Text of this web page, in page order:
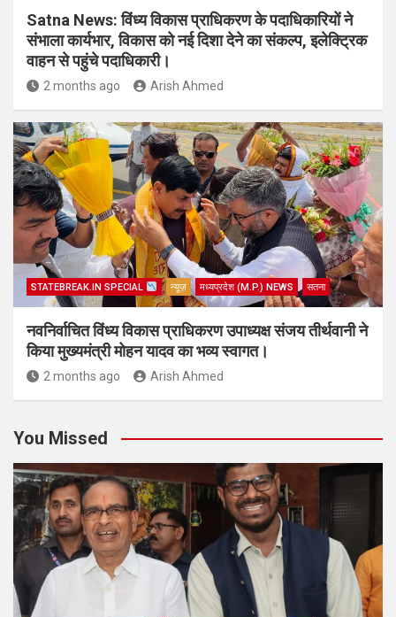
Satna News: विंध्य विकास प्राधिकरण के पदाधिकारियों ने
संभाला कार्यभार, विकास को नई दिशा देने का संकल्प, इलेक्ट्रिक
वाहन से पहुंचे पदाधिकारी।
2 months ago Arish Ahmed
STATEBREAK.IN SPECIAL न्यूज़ मध्यप्रदेश (M.P.) NEWS सतना
नवनिर्वाचित विंध्य विकास प्राधिकरण उपाध्यक्ष संजय तीर्थवानी ने
किया मुख्यमंत्री मोहन यादव का भव्य स्वागत।
2 months ago Arish Ahmed
You Missed